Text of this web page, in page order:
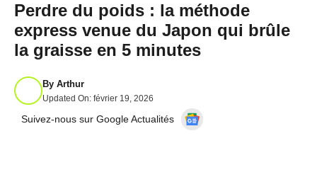
Perdre du poids : la méthode
express venue du Japon qui brûle
la graisse en 5 minutes
By Arthur
Updated On: février 19, 2026
Suivez-nous sur Google Actualités